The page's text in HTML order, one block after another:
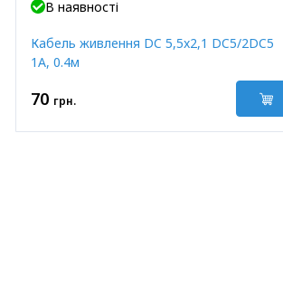
В наявності
Кабель живлення DC 5,5x2,1 DC5/2DC5
1A, 0.4м
70 грн.